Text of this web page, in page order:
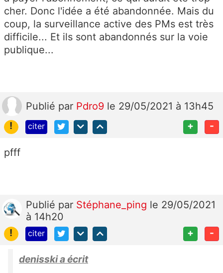
cher. Donc l'idée a été abandonnée. Mais du
coup, la surveillance active des PMs est très
difficile... Et ils sont abandonnés sur la voie
publique...
Publié par Pdro9 le 29/05/2021 à 13h45
!
citer + -
pfff
Publié par Stéphane_ping le 29/05/2021
à 14h20
!
citer + -
denisski a écrit